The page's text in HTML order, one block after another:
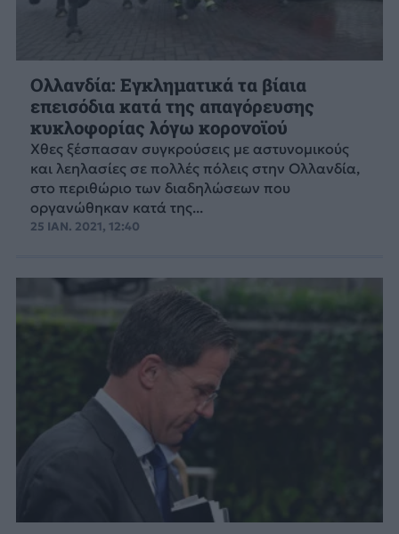
Ολλανδία: Εγκληματικά τα βίαια
επεισόδια κατά της απαγόρευσης
κυκλοφορίας λόγω κορονοϊού
Χθες ξέσπασαν συγκρούσεις με αστυνομικούς
και λεηλασίες σε πολλές πόλεις στην Ολλανδία,
στο περιθώριο των διαδηλώσεων που
οργανώθηκαν κατά της...
25 ΙΑΝ. 2021, 12:40